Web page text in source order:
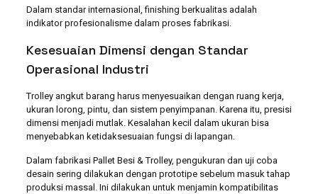
Dalam standar internasional, finishing berkualitas adalah
indikator profesionalisme dalam proses fabrikasi.
Kesesuaian Dimensi dengan Standar
Operasional Industri
Trolley angkut barang harus menyesuaikan dengan ruang kerja,
ukuran lorong, pintu, dan sistem penyimpanan. Karena itu, presisi
dimensi menjadi mutlak. Kesalahan kecil dalam ukuran bisa
menyebabkan ketidaksesuaian fungsi di lapangan.
Dalam fabrikasi Pallet Besi & Trolley, pengukuran dan uji coba
desain sering dilakukan dengan prototipe sebelum masuk tahap
produksi massal. Ini dilakukan untuk menjamin kompatibilitas